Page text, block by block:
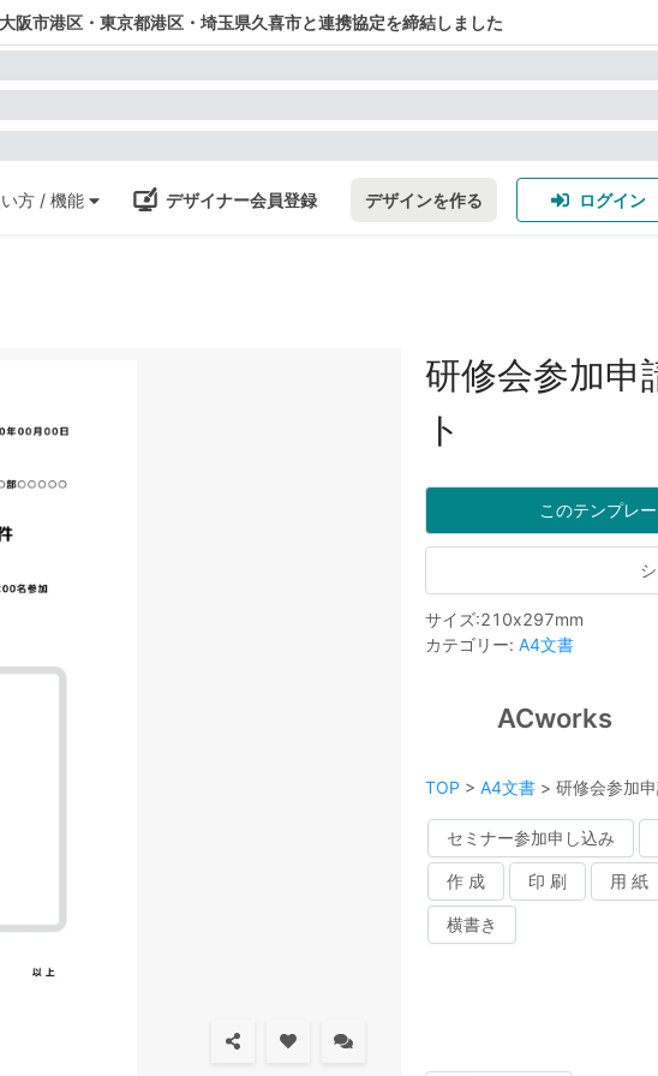
阪市港区・東京都港区・埼玉県久喜市と連携協定を締結しました
方 / 機能 デザイナー会員登録 デザインを作る ログイン
研修会参加申
ト
このテンプレ
サイズ:210x297mm
カテゴリー: A4文書
ACworks
TOP > A4文書 > 研修会参加
セミナー参加申し込み
作 成 印 刷 用 紙
横書き